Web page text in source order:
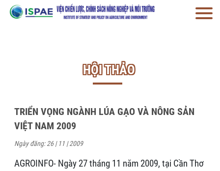
HỘI THẢO
TRIỂN VỌNG NGÀNH LÚA GẠO VÀ NÔNG SẢN
VIỆT NAM 2009
Ngày đăng: 26 | 11 | 2009
AGROINFO- Ngày 27 tháng 11 năm 2009, tại Cần Thơ